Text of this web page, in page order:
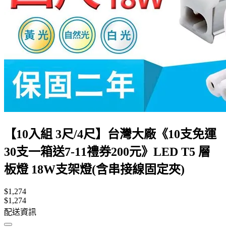
【10入組 3尺/4尺】台灣大廠《10支免運
30支一箱送7-11禮券200元》LED T5 層
板燈 18W支架燈(含串接線固定夾)
$1,274
$1,274
配送資訊